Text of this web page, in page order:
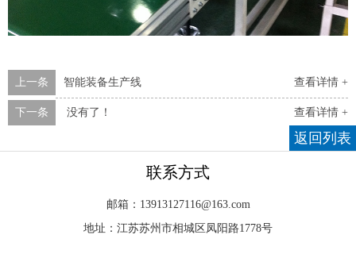
查看详情 +
上一条 智能装备生产线
查看详情 +
下一条 没有了！
返回列表
联系方式
邮箱：13913127116@163.com
地址：江苏苏州市相城区凤阳路1778号